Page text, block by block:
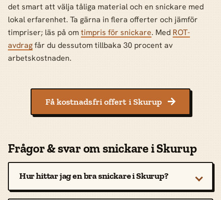
det smart att välja tåliga material och en snickare med
lokal erfarenhet. Ta gärna in flera offerter och jämför
timpriser; läs på omtimpris för snickare. Med ROT-
avdragfår du dessutom tillbaka 30 procent av
arbetskostnaden.
Få kostnadsfri offert i Skurup 
Frågor & svar om snickare i Skurup
Hur hittar jag en bra snickare i Skurup?